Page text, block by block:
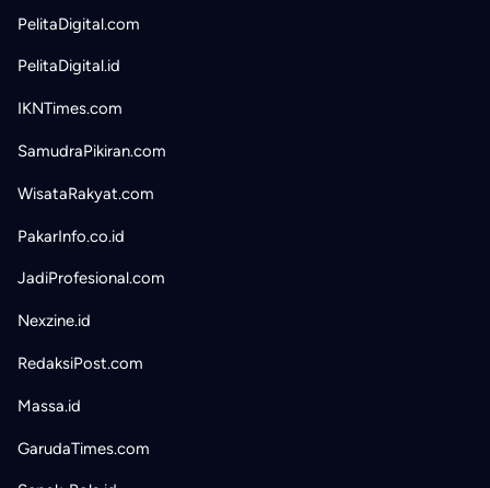
PelitaDigital.com
PelitaDigital.id
IKNTimes.com
SamudraPikiran.com
WisataRakyat.com
PakarInfo.co.id
JadiProfesional.com
Nexzine.id
RedaksiPost.com
Massa.id
GarudaTimes.com